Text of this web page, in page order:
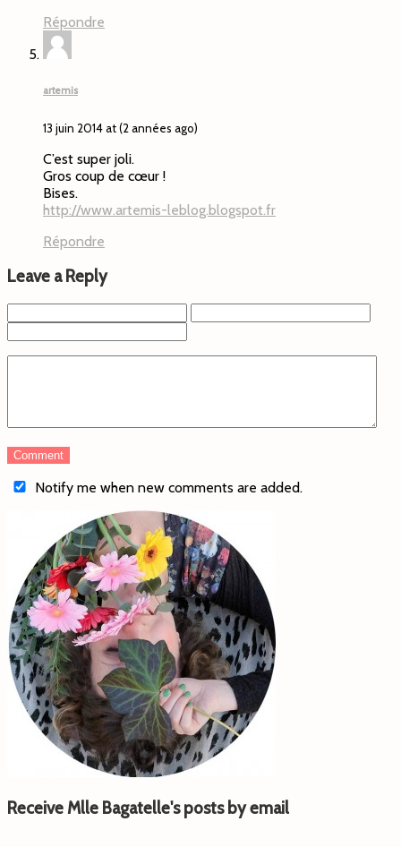
Répondre
artemis
13 juin 2014 at (2 années ago)
C’est super joli.
Gros coup de cœur !
Bises.
http://www.artemis-leblog.blogspot.fr
Répondre
Leave a Reply
Notify me when new comments are added.
Receive Mlle Bagatelle's posts by email